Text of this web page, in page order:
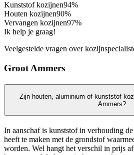
Kunststof kozijnen94%
Houten kozijnen90%
Vervangen kozijnen97%
Ik help je graag!
Veelgestelde vragen over
Groot Ammers
Zijn houten, aluminium of kunststof
Ammers?
In aanschaf is kunststof in verhouding
heeft te maken met de grondstof
worden. Wel hangt het verschil in prijs